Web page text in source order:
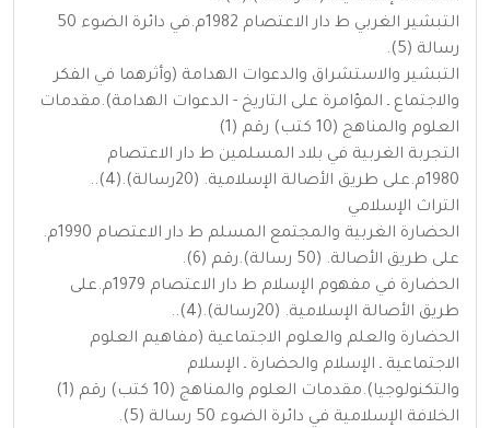
التبشير الغربي ط دار الاعتصام 1982م.في دائرة الضوء 50
رسالة (5).
التبشير والاستشراق والدعوات الهدامة (وأثرهما في الفكر
والاجتماع ـ المؤامرة على التاريخ - الدعوات الهدامة).مقدمات
العلوم والمناهج (10 كتب) رقم (1)
التجربة الغربية في بلاد المسلمين ط دار الاعتصام
1980م.على طريق الأصالة الإسلامية. (20رسالة).(4)..
التراث الإسلامي
الحضارة الغربية والمجتمع المسلم ط دار الاعتصام 1990م.
على طريق الأصالة. (50 رسالة).رقم (6).
الحضارة في مفهوم الإسلام ط دار الاعتصام 1979م.على
طريق الأصالة الإسلامية. (20رسالة).(4)..
الحضارة والعلم والعلوم الاجتماعية (مفاهيم العلوم
الاجتماعية ـ الإسلام والحضارة ـ الإسلام
والتكنولوجيا).مقدمات العلوم والمناهج (10 كتب) رقم (1)
الخلافة الإسلامية في دائرة الضوء 50 رسالة (5).